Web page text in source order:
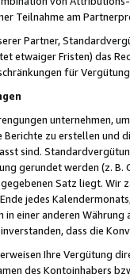
Teilnahme am
Partner,
etwaiger Fristen) das
für
unternehmen,
zu erstellen und
sind.
gerundet werden (z.
Satz liegt.
jedes
in einer anderen
dass die
Ihre Vergütung
des Kontoinhabers